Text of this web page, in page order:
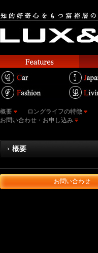
概要 ロングライフの特徴
お問い合わせ・お申し込み
概要
お問い合わせ